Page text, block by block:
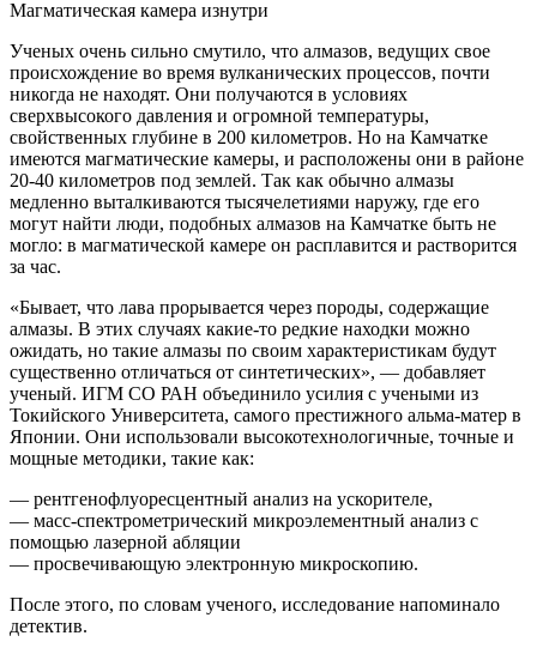
Магматическая камера изнутри
Ученых очень сильно смутило, что алмазов, ведущих свое
происхождение во время вулканических процессов, почти
никогда не находят. Они получаются в условиях
сверхвысокого давления и огромной температуры,
свойственных глубине в 200 километров. Но на Камчатке
имеются магматические камеры, и расположены они в районе
20-40 километров под землей. Так как обычно алмазы
медленно выталкиваются тысячелетиями наружу, где его
могут найти люди, подобных алмазов на Камчатке быть не
могло: в магматической камере он расплавится и растворится
за час.
«Бывает, что лава прорывается через породы, содержащие
алмазы. В этих случаях какие-то редкие находки можно
ожидать, но такие алмазы по своим характеристикам будут
существенно отличаться от синтетических», — добавляет
ученый. ИГМ СО РАН объединило усилия с учеными из
Токийского Университета, самого престижного альма-матер в
Японии. Они использовали высокотехнологичные, точные и
мощные методики, такие как:
— рентгенофлуоресцентный анализ на ускорителе,
— масс-спектрометрический микроэлементный анализ с
помощью лазерной абляции
— просвечивающую электронную микроскопию.
После этого, по словам ученого, исследование напоминало
детектив.